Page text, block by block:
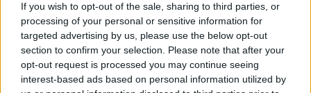
If you wish to opt-out of the sale, sharing to third parties, or
processing of your personal or sensitive information for
targeted advertising by us, please use the below opt-out
section to confirm your selection. Please note that after your
opt-out request is processed you may continue seeing
interest-based ads based on personal information utilized by
Se si forma la muffa, inizia a diffondersi sui
muri, diventando un pericolo non solo per la
struttura, perché indebolisce muri e
intercapedini, ma anche per i mobili e gli oggetti
vicini, creando un cattivo odore e causando